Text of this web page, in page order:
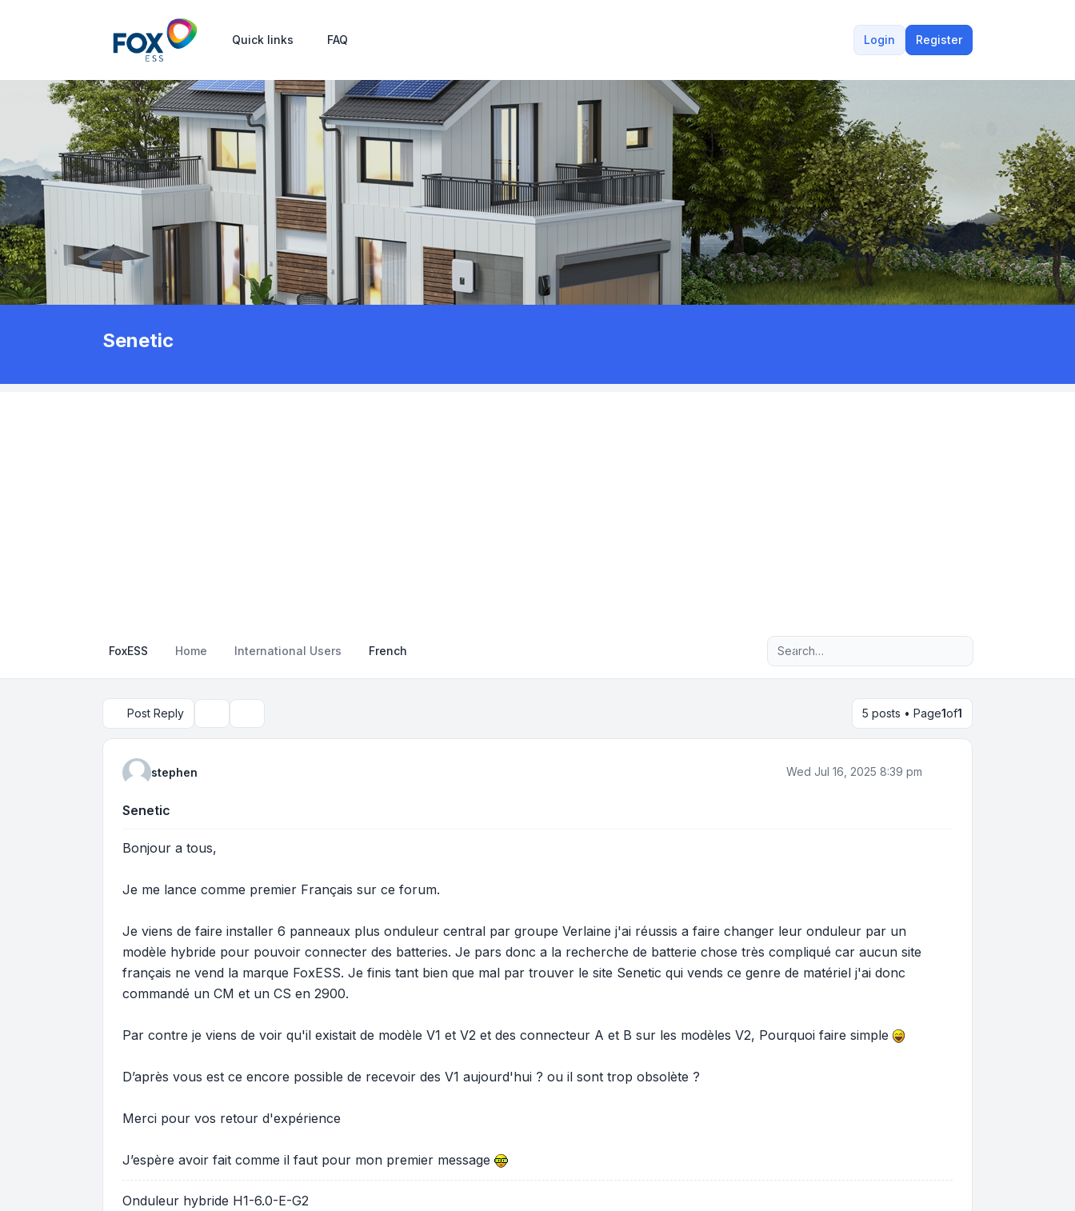
Quick links FAQ Login Register
Senetic
FoxESS Home International Users French Advanced search
Post Reply 5 posts • Page1of1
stephen Wed Jul 16, 2025 8:39 pm
Senetic
Bonjour a tous,
Je me lance comme premier Français sur ce forum.
Je viens de faire installer 6 panneaux plus onduleur central par groupe Verlaine j'ai réussis a faire changer leur onduleur par un
modèle hybride pour pouvoir connecter des batteries. Je pars donc a la recherche de batterie chose très compliqué car aucun site
français ne vend la marque FoxESS. Je finis tant bien que mal par trouver le site Senetic qui vends ce genre de matériel j'ai donc
commandé un CM et un CS en 2900.
Par contre je viens de voir qu'il existait de modèle V1 et V2 et des connecteur A et B sur les modèles V2, Pourquoi faire simple
D’après vous est ce encore possible de recevoir des V1 aujourd'hui ? ou il sont trop obsolète ?
Merci pour vos retour d'expérience
J’espère avoir fait comme il faut pour mon premier message
Onduleur hybride H1-6.0-E-G2